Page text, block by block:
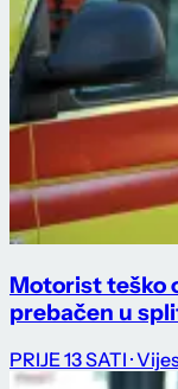
Motorist teško
prebačen u
PRIJE 13 SATI ·